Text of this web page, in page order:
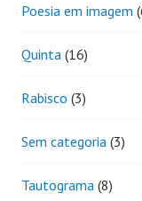
Poesia em imagem
Quinta (16)
Rabisco (3)
Sem categoria (3)
Tautograma (8)